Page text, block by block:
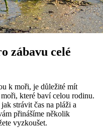
zábavu ⁤celé
k moři, je důležité mít
které baví celou rodinu.
strávit‌ čas na pláži⁣ a
přinášíme několik
vyzkoušet.